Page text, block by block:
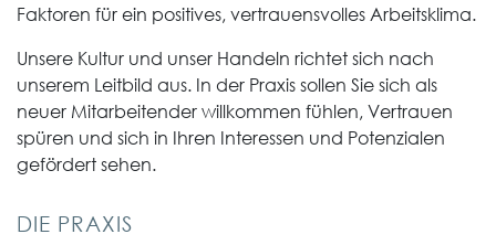
Faktoren für ein positives, vertrauensvolles Arbeitsklima.
Unsere Kultur und unser Handeln richtet sich nach
unserem Leitbild aus. In der Praxis sollen Sie sich als
neuer Mitarbeitender willkommen fühlen, Vertrauen
spüren und sich in Ihren Interessen und Potenzialen
gefördert sehen.
DIE PRAXIS